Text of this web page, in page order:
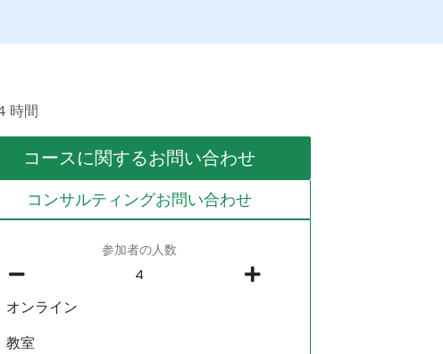
時間
コースに関するお問い合わせ
コンサルティングお問い合わせ
参加者の人数
オンライン
教室